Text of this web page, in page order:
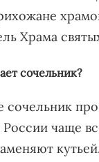
Храма
сочельник?
сочельник
чаще